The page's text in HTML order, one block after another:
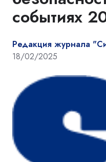
событиях
Редакция журнала
18/02/2025